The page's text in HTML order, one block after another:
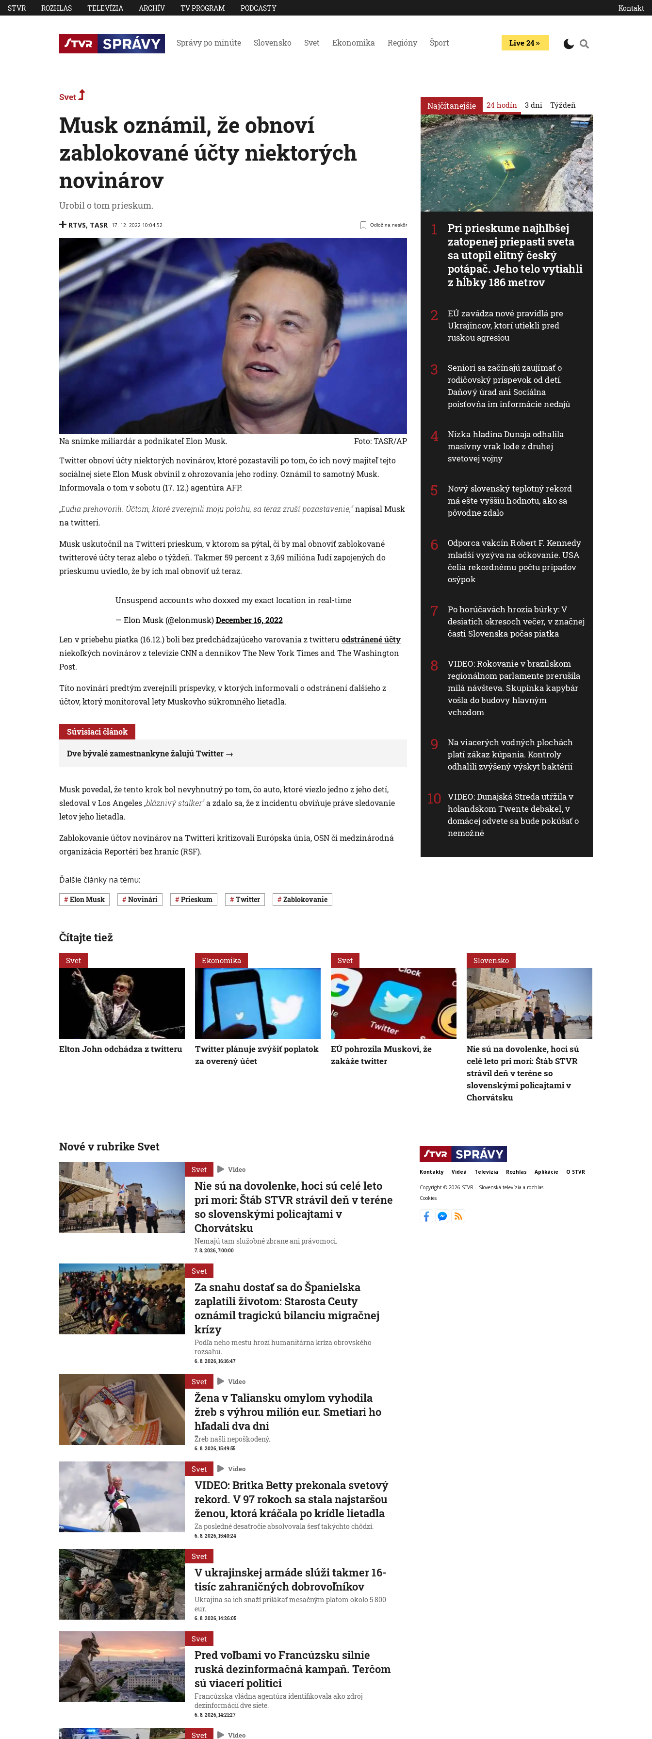
STVR ROZHLAS TELEVÍZIA ARCHÍV TV PROGRAM PODCASTY Kontakt
Správy po minúte Slovensko Svet Ekonomika Regióny Šport Live 24
Svet
Musk oznámil, že obnoví
zablokované účty niektorých
novinárov
Urobil o tom prieskum.
RTVS, TASR 17. 12. 2022 10:04:52 Odlož na neskôr
Na snímke miliardár a podnikateľ Elon Musk.
Foto: TASR/AP
Twitter obnoví účty niektorých novinárov, ktoré pozastavili po tom, čo ich nový majiteľ tejto
sociálnej siete Elon Musk obvinil z ohrozovania jeho rodiny. Oznámil to samotný Musk.
Informovala o tom v sobotu (17. 12.) agentúra AFP.
„Ľudia prehovorili. Účtom, ktoré zverejnili moju polohu, sa teraz zruší pozastavenie,“napísal Musk
na twitteri.
Musk uskutočnil na Twitteri prieskum, v ktorom sa pýtal, či by mal obnoviť zablokované
twitterové účty teraz alebo o týždeň. Takmer 59 percent z 3,69 milióna ľudí zapojených do
prieskumu uviedlo, že by ich mal obnoviť už teraz.
Unsuspend accounts who doxxed my exact location in real-time
— Elon Musk (@elonmusk)December 16, 2022
Len v priebehu piatka (16.12.) boli bez predchádzajúceho varovania z twitteru odstránené účty
niekoľkých novinárov z televízie CNN a denníkov The New York Times and The Washington
Post.
Títo novinári predtým zverejnili príspevky, v ktorých informovali o odstránení ďalšieho z
účtov, ktorý monitoroval lety Muskovho súkromného lietadla.
Súvisiaci článok
Dve bývalé zamestnankyne žalujú Twitter
Musk povedal, že tento krok bol nevyhnutný po tom, čo auto, ktoré viezlo jedno z jeho detí,
sledoval v Los Angeles„bláznivý stalker“a zdalo sa, že z incidentu obviňuje práve sledovanie
letov jeho lietadla.
Zablokovanie účtov novinárov na Twitteri kritizovali Európska únia, OSN či medzinárodná
organizácia Reportéri bez hraníc (RSF).
Ďalšie články na tému:
Elon Musk novinári prieskum Twitter zablokovanie
Najčítanejšie 24 hodín
Pri prieskume najhlbšej
zatopenej priepasti sveta
sa utopil elitný český
potápač. Jeho telo vytiahli
z hĺbky 186 metrov
EÚ zavádza nové pravidlá pre
Ukrajincov, ktorí utiekli pred
ruskou agresiou
Seniori sa začínajú zaujímať o
rodičovský príspevok od detí.
Daňový úrad ani Sociálna
poisťovňa im informácie nedajú
Nízka hladina Dunaja odhalila
masívny vrak lode z druhej
svetovej vojny
Nový slovenský teplotný rekord
má ešte vyššiu hodnotu, ako sa
pôvodne zdalo
Odporca vakcín Robert F. Kennedy
mladší vyzýva na očkovanie. USA
čelia rekordnému počtu prípadov
osýpok
Po horúčavách hrozia búrky: V
desiatich okresoch večer, v značnej
časti Slovenska počas piatka
VIDEO: Rokovanie v brazílskom
regionálnom parlamente prerušila
milá návšteva. Skupinka kapybár
vošla do budovy hlavným
vchodom
Na viacerých vodných plochách
platí zákaz kúpania. Kontroly
odhalili zvýšený výskyt baktérií
VIDEO: Dunajská Streda utŕžila v
holandskom Twente debakel, v
domácej odvete sa bude pokúšať o
nemožné
3 dni Týždeň
Čítajte tiež
Svet
Elton John odchádza z twitteru
Ekonomika
Twitter plánuje zvýšiť poplatok
za overený účet
Svet
EÚ pohrozila Muskovi, že
zakáže twitter
Slovensko
Nie sú na dovolenke, hoci sú
celé leto pri mori: Štáb STVR
strávil deň v teréne so
slovenskými policajtami v
Chorvátsku
Nové v rubrike Svet
Svet Video
Nie sú na dovolenke, hoci sú celé leto
pri mori: Štáb STVR strávil deň v teréne
so slovenskými policajtami v
Chorvátsku
Nemajú tam služobné zbrane ani právomoci.
7. 8. 2026, 7:00:00
Svet
Za snahu dostať sa do Španielska
zaplatili životom: Starosta Ceuty
oznámil tragickú bilanciu migračnej
krízy
Podľa neho mestu hrozí humanitárna kríza obrovského
rozsahu.
6. 8. 2026, 16:16:47
Svet Video
Žena v Taliansku omylom vyhodila
žreb s výhrou milión eur. Smetiari ho
hľadali dva dni
Žreb našli nepoškodený.
6. 8. 2026, 15:49:55
Svet Video
VIDEO: Britka Betty prekonala svetový
rekord. V 97 rokoch sa stala najstaršou
ženou, ktorá kráčala po krídle lietadla
Za posledné desaťročie absolvovala šesť takýchto chôdzí.
6. 8. 2026, 15:40:24
Svet
V ukrajinskej armáde slúži takmer 16-
tisíc zahraničných dobrovoľníkov
Ukrajina sa ich snaží prilákať mesačným platom okolo 5 800
eur.
6. 8. 2026, 14:26:05
Svet
Pred voľbami vo Francúzsku silnie
ruská dezinformačná kampaň. Terčom
sú viacerí politici
Francúzska vládna agentúra identifikovala ako zdroj
dezinformácií dve siete.
6. 8. 2026, 14:21:27
Svet Video
Kontakty Videá Televízia Rozhlas Aplikácie O STVR
Copyright © 2026 STVR – Slovenská televízia a rozhlas
Cookies